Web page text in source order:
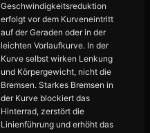
Geschwindigkeitsreduktion
erfolgt vor dem Kurveneintritt
auf der Geraden oder in der
leichten Vorlaufkurve. In der
Kurve selbst wirken Lenkung
und Körpergewicht, nicht die
Bremsen. Starkes Bremsen in
der Kurve blockiert das
Hinterrad, zerstört die
Linienführung und erhöht das